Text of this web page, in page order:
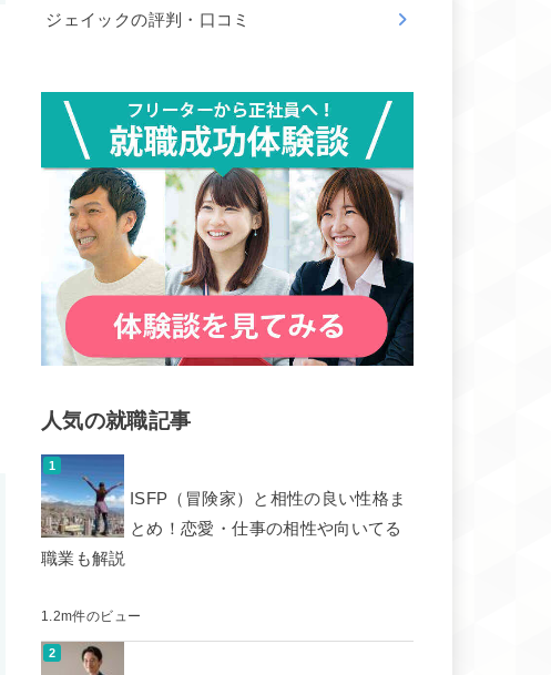
ジェイックの評判・口コミ
人気の就職記事
ISFP（冒険家）と相性の良い性格ま
とめ！恋愛・仕事の相性や向いてる
職業も解説
1.2m件のビュー